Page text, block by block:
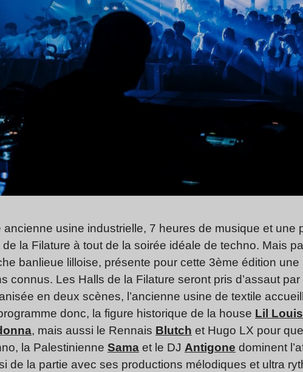
ancienne usine industrielle, 7 heures de musique et une
de la Filature à tout de la soirée idéale de techno. Mais
banlieue lilloise, présente pour cette 3ème édition
connus. Les Halls de la Filature seront pris d’assaut
en deux scènes, l’ancienne usine de textile
donc, la figure historique de la house Lil Louis
, mais aussi le Rennais Blutch et Hugo LX pour
la Palestinienne Sama et le DJ Antigone dominent
de la partie avec ses productions mélodiques et ultra